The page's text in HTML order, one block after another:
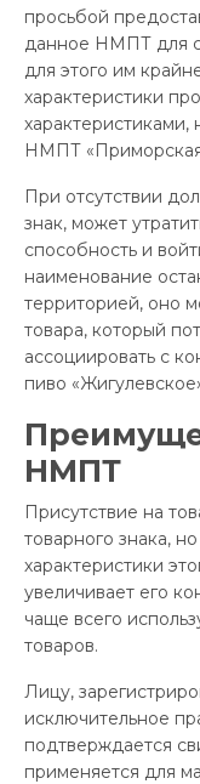
просьбой
данное НМПТ для
для этого им
характеристики
характеристиками,
НМПТ
При отсутствии
знак, может
способность и
наименование
территорией, оно
товара, который
ассоциировать с
пиво
НМПТ
Присутствие на
товарного знака,
характеристики
увеличивает его
чаще всего
товаров.
Лицу,
исключительное
подтверждается
применяется для